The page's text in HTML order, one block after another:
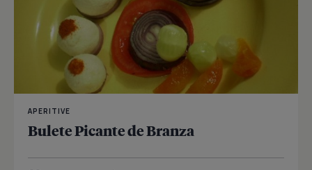
APERITIVE
Bulete Picante de Branza